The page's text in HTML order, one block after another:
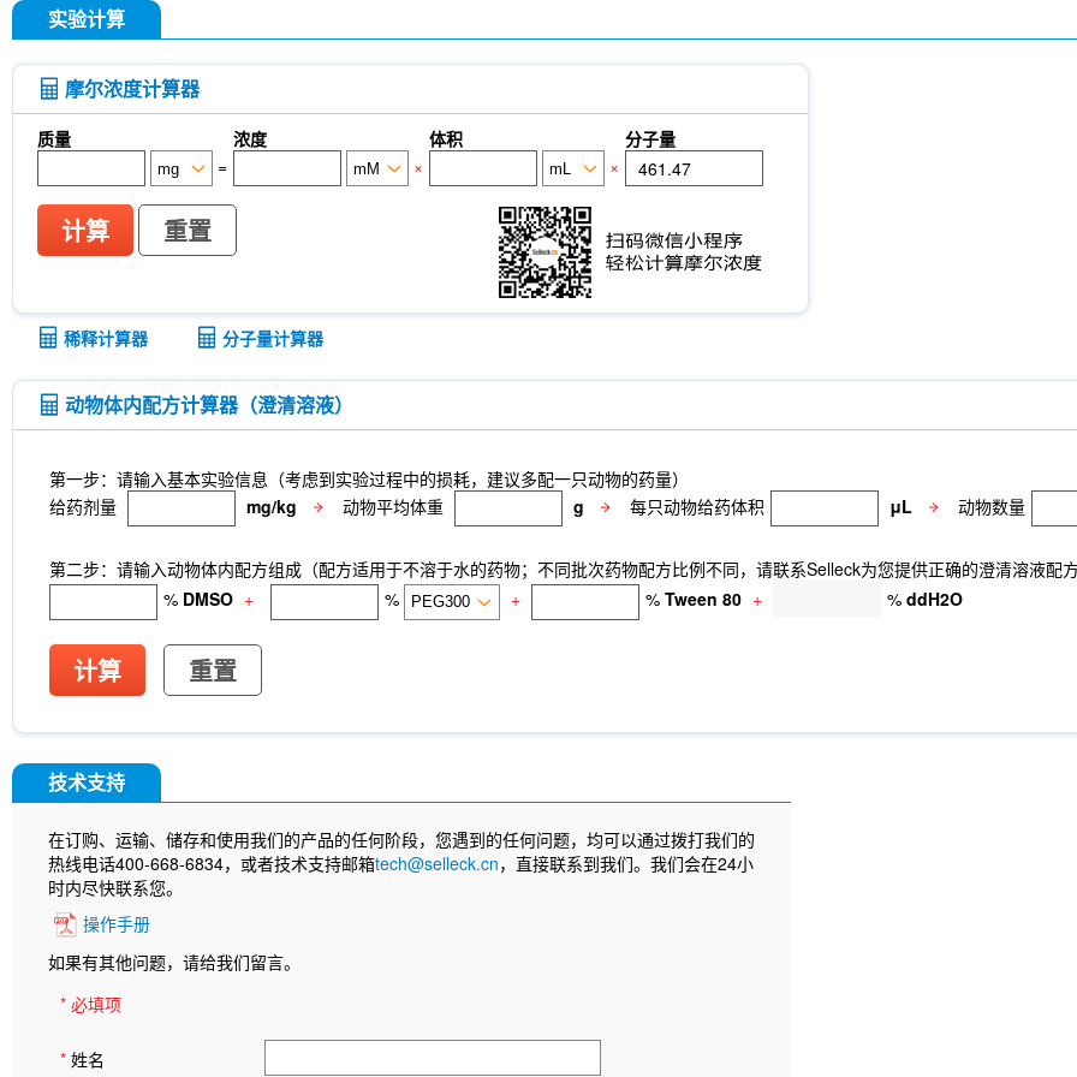
实验计算
摩尔浓度计算器
质量 浓度 体积
分子量
=
× ×
计算 重置
稀释计算器 分子量计算器
动物体内配方计算器（澄清溶液）
第一步：请输入基本实验信息（考虑到实验过程中的损耗，建议多配一只动物的药量）
给药剂量
mg/kg 动物平均体重 g 每只动物给药体积 μL 动物数量
第二步：请输入动物体内配方组成（配方适用于不溶于水的药物；不同批次药物配方比例不同，请联系Selleck为您提供正确的澄清溶液配
% DMSO + % + % Tween 80 + % ddH2O
计算 重置
技术支持
在订购、运输、储存和使用我们的产品的任何阶段，您遇到的任何问题，均可以通过拨打我们的
热线电话400-668-6834，或者技术支持邮箱tech@selleck.cn，直接联系到我们。我们会在24小
时内尽快联系您。
操作手册
如果有其他问题，请给我们留言。
* 必填项
* 姓名